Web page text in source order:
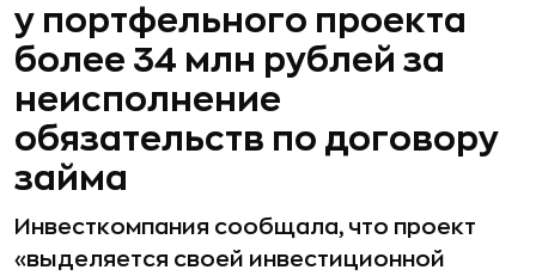
у портфельного проекта
более 34 млн рублей за
неисполнение
обязательств по договору
займа
Инвесткомпания сообщала, что проект
«выделяется своей инвестиционной